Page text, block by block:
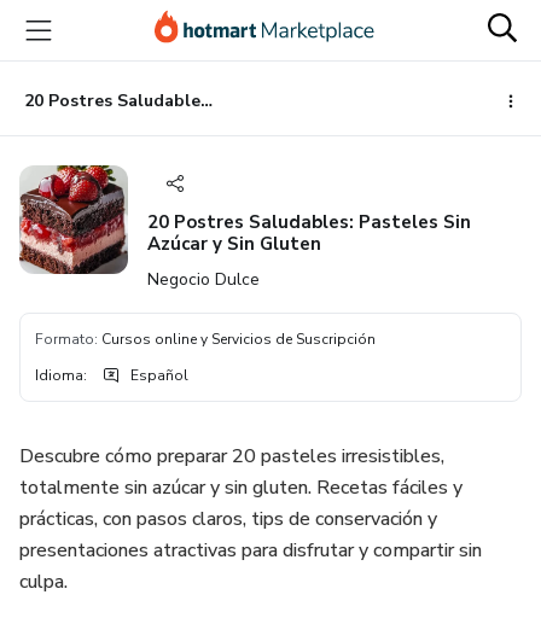
principal
página
de
página
20 Postres Saludables: Pasteles Sin Azúcar y Sin Gluten
20 Postres Saludables: Pasteles Sin
Azúcar y Sin Gluten
Negocio Dulce
Formato: Cursos online y Servicios de Suscripción
Idioma: Español
Descubre cómo preparar 20 pasteles irresistibles,
totalmente sin azúcar y sin gluten. Recetas fáciles y
prácticas, con pasos claros, tips de conservación y
presentaciones atractivas para disfrutar y compartir sin
culpa.